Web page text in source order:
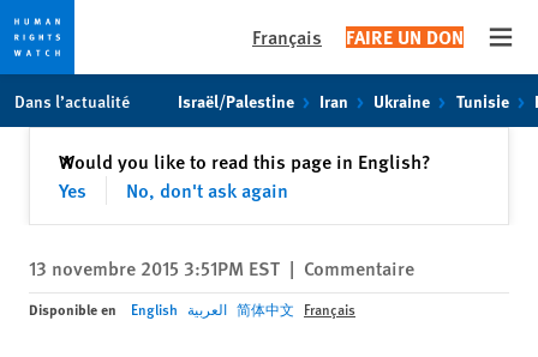
toto
content
Français FAIRE UN DON
Dans l’actualité Israël/Palestine Iran Ukraine Tunisie
Would you like to read this page in English?
Yes
No, don't ask again
✕Fermer
13 novembre 2015 3:51PM EST | Commentaire
Disponible en English العربية 简体中文 Français